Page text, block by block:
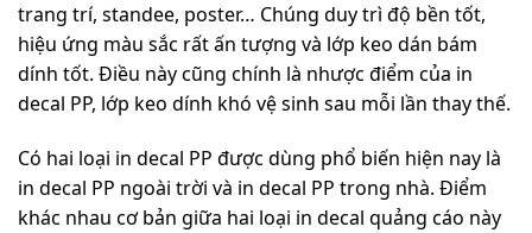
trang trí, standee, poster… Chúng duy trì độ bền tốt,
hiệu ứng màu sắc rất ấn tượng và lớp keo dán bám
dính tốt. Điều này cũng chính là nhược điểm của in
decal PP, lớp keo dính khó vệ sinh sau mỗi lần thay thế.
Có hai loại in decal PP được dùng phổ biến hiện nay là
in decal PP ngoài trời và in decal PP trong nhà. Điểm
khác nhau cơ bản giữa hai loại in decal quảng cáo này